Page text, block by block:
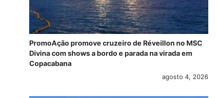
PromoAção promove cruzeiro de Réveillon no MSC
Divina com shows a bordo e parada na virada em
Copacabana
agosto 4, 2026